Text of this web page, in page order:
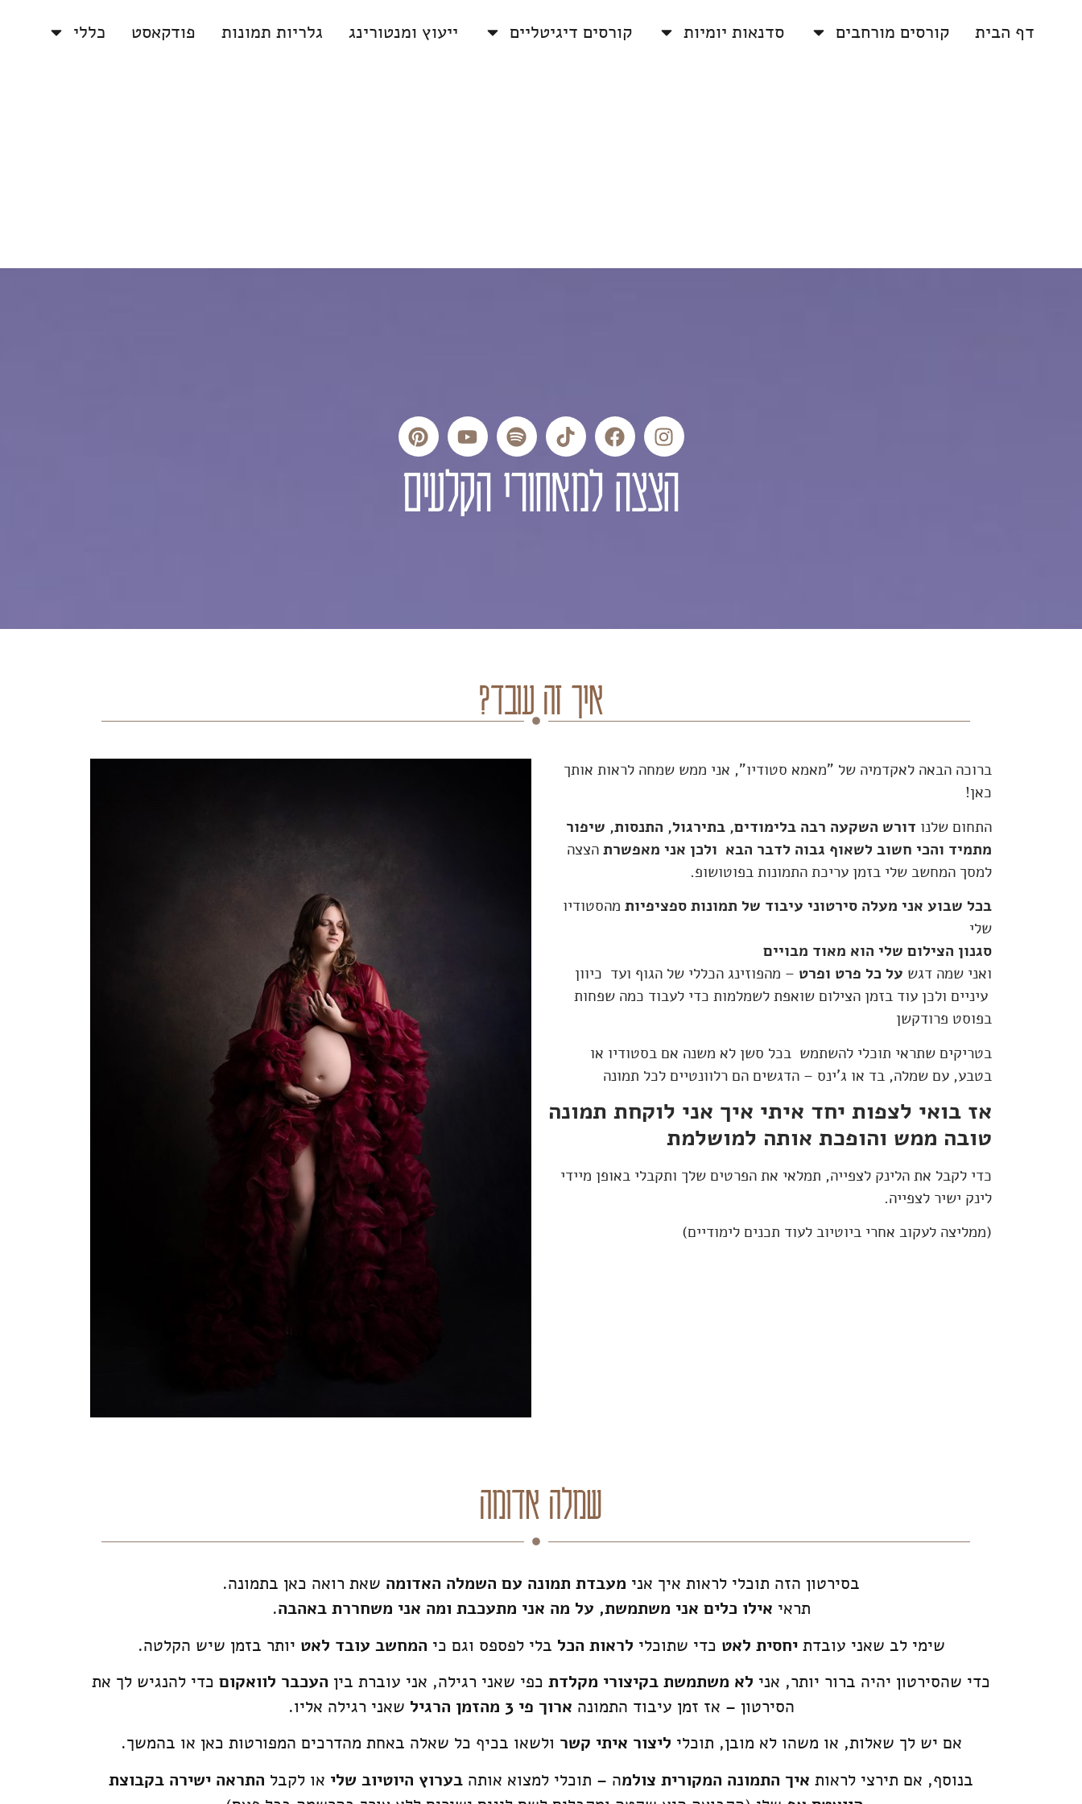
דף הבית קורסים מורחבים סדנאות יומיות קורסים דיגיטליים ייעוץ ומנטורינג גלריות תמונות פודקאסט כללי
הצצה למאחורי הקלעים
איך זה עובד?
ברוכה הבאה לאקדמיה של "מאמא סטודיו", אני ממש שמחה לראות אותך
כאן!
התחום שלנו דורש השקעה רבה בלימודים, בתירגול, התנסות, שיפור
מתמיד והכי חשוב לשאוף גבוה לדבר הבא ולכן אני מאפשרתהצצה
למסך המחשב שלי בזמן עריכת התמונות בפוטושופ.
בכל שבוע אני מעלה סירטוני עיבוד של תמונות ספציפיות מהסטודיו
שלי
סגנון הצילום שלי הוא מאוד מבויים
ואני שמה דגש על כל פרט ופרט – מהפוזינג הכללי של הגוף ועד כיוון
עיניים ולכן עוד בזמן הצילום שואפת לשמלמות כדי לעבוד כמה שפחות
בפוסט פרודקשן
בטבע, עם שמלה, בד או ג'ינס – הדגשים הם רלוונטיים לכל תמונה
אז בואי לצפות יחד איתי איך אני לוקחת תמונה
טובה ממש והופכת אותה למושלמת
כדי לקבל את הלינק לצפייה, תמלאי את הפרטים שלך ותקבלי באופן מיידי
לינק ישיר לצפייה.
(ממליצה לעקוב אחרי ביוטיוב לעוד תכנים לימודיים)
שמלה אדומה
בסירטון הזה תוכלי לראות איך אני מעבדת תמונה עם השמלה האדומה שאת רואה כאן בתמונה.
תראי אילו כלים אני משתמשת, על מה אני מתעכבת ומה אני משחררת באהבה.
שימי לב שאני עובדתיחסית לאט כדי שתוכלי לראות הכל בלי לפספס וגם כי המחשב עובד לאט יותר בזמן שיש הקלטה.
כדי שהסירטון יהיה ברור יותר, אני לא משתמשת בקיצורי מקלדת כפי שאני רגילה, אני עוברת בין העכבר לוואקום כדי להנגיש לך את
הסירטון – אז זמן עיבוד התמונה ארוך פי 3 מהזמן הרגיל
שאני רגילה אליו.
אם יש לך שאלות, או משהו לא מובן, תוכלי ליצור איתי קשר ולשאו בכיף כל שאלה באחת מהדרכים המפורטות כאן או בהמשך.
בנוסף, אם תירצי לראות איך התמונה המקורית צולמה – תוכלי למצוא אותה בערוץ היוטיוב שלי או לקבל התראה ישירה בקבוצת